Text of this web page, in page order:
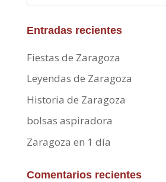
Entradas recientes
Fiestas de Zaragoza
Leyendas de Zaragoza
Historia de Zaragoza
bolsas aspiradora
Zaragoza en 1 día
Comentarios recientes